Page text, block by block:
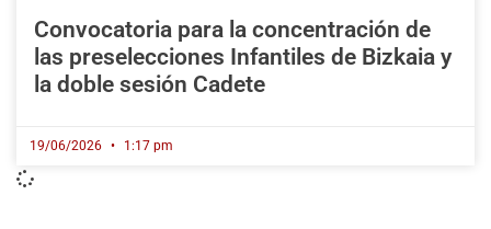
Convocatoria para la concentración de
las preselecciones Infantiles de Bizkaia y
la doble sesión Cadete
19/06/2026 1:17 pm